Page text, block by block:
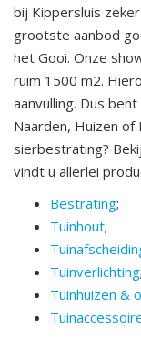
bij Kippersluis
grootste aanbod
het Gooi. Onze
ruim 1500 m2.
aanvulling. Dus
Naarden, Huizen
sierbestrating?
vindt u allerlei
Bestrating;
Tuinhout;
Tuinverlichting;
Tuinhuizen &